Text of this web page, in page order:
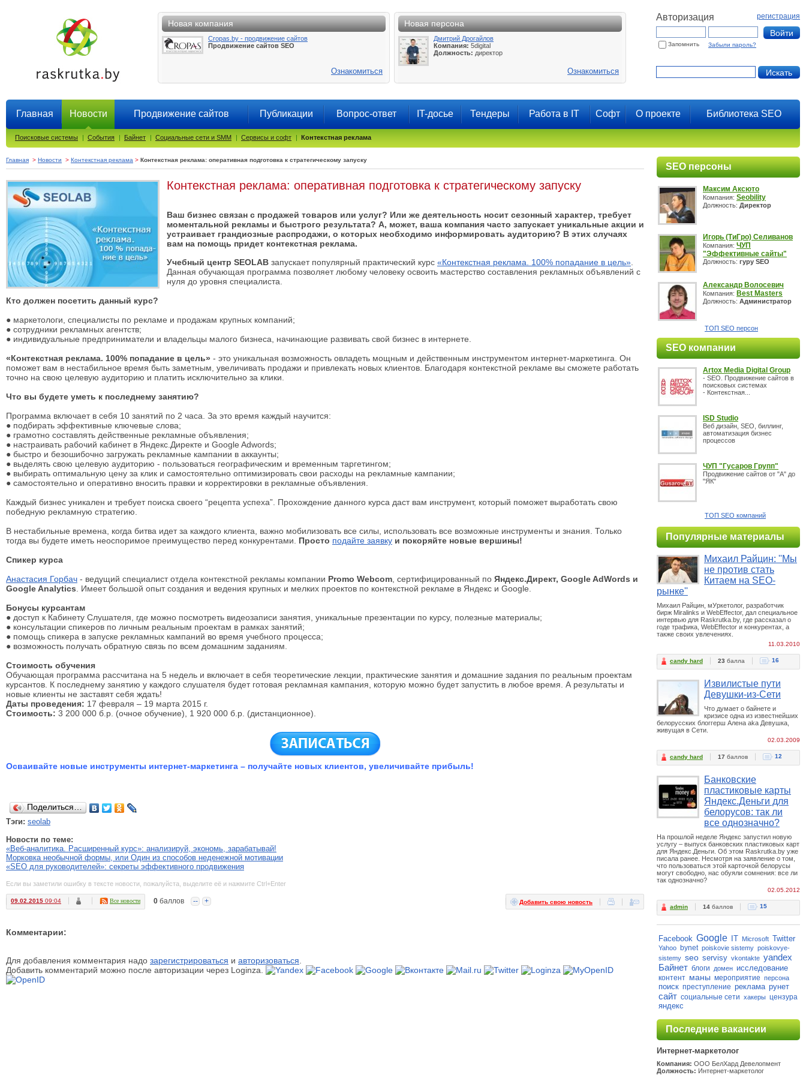
Новая компания
Cropas.by - продвижение сайтов
Продвижение сайтов SEO
Ознакомиться
Новая персона
Дмитрий Дрогайлов
Компания: 5digital
Должность: директор
Ознакомиться
Авторизация регистрация
Запомнить Забыли пароль?
Главная Новости Продвижение сайтов Публикации Вопрос-ответ IT-досье Тендеры Работа в IT Софт О проекте Библиотека SEO
Поисковые системы | События | Байнет | Социальные сети и SMM | Сервисы и софт | Контекстная реклама
Главная > Новости > Контекстная реклама > Контекстная реклама: оперативная подготовка к стратегическому запуску
Контекстная реклама: оперативная подготовка к стратегическому запуску
Ваш бизнес связан с продажей товаров или услуг? Или же деятельность носит сезонный характер, требует
моментальной рекламы и быстрого результата? А, может, ваша компания часто запускает уникальные акции и
устраивает грандиозные распродажи, о которых необходимо информировать аудиторию? В этих случаях
вам на помощь придет контекстная реклама.
Учебный центр SEOLAB запускает популярный практический курс «Контекстная реклама. 100% попадание в цель»
Данная обучающая программа позволяет любому человеку освоить мастерство составления рекламных объявлений с
нуля до уровня специалиста.
Кто должен посетить данный курс?
● маркетологи, специалисты по рекламе и продажам крупных компаний;
● сотрудники рекламных агентств;
● индивидуальные предприниматели и владельцы малого бизнеса, начинающие развивать свой бизнес в интернете.
«Контекстная реклама. 100% попадание в цель» - это уникальная возможность овладеть мощным и действенным инструментом интернет-маркетинга. Он
поможет вам в нестабильное время быть заметным, увеличивать продажи и привлекать новых клиентов. Благодаря контекстной рекламе вы сможете работать
точно на свою целевую аудиторию и платить исключительно за клики.
Что вы будете уметь к последнему занятию?
Программа включает в себя 10 занятий по 2 часа. За это время каждый научится:
● подбирать эффективные ключевые слова;
● грамотно составлять действенные рекламные объявления;
● настраивать рабочий кабинет в Яндекс.Директе и Google Adwords;
● быстро и безошибочно загружать рекламные кампании в аккаунты;
● выделять свою целевую аудиторию - пользоваться географическим и временным таргетингом;
● выбирать оптимальную цену за клик и самостоятельно оптимизировать свои расходы на рекламные кампании;
● самостоятельно и оперативно вносить правки и корректировки в рекламные объявления.
Каждый бизнес уникален и требует поиска своего “рецепта успеха”. Прохождение данного курса даст вам инструмент, который поможет выработать свою
победную рекламную стратегию.
В нестабильные времена, когда битва идет за каждого клиента, важно мобилизовать все силы, использовать все возможные инструменты и знания. Только
тогда вы будете иметь неоспоримое преимущество перед конкурентами. Просто подайте заявку и покоряйте новые вершины!
Спикер курса
Анастасия Горбач - ведущий специалист отдела контекстной рекламы компании Promo Webcom , сертифицированный по Яндекс.Директ, Google AdWords и
Google Analytics . Имеет большой опыт создания и ведения крупных и мелких проектов по контекстной рекламе в Яндекс и Google.
Бонусы курсантам
● доступ к Кабинету Слушателя, где можно посмотреть видеозаписи занятия, уникальные презентации по курсу, полезные материалы;
● консультации спикеров по личным реальным проектам в рамках занятий;
● помощь спикера в запуске рекламных кампаний во время учебного процесса;
● возможность получать обратную связь по всем домашним заданиям.
Стоимость обучения
Обучающая программа рассчитана на 5 недель и включает в себя теоретические лекции, практические занятия и домашние задания по реальным проектам
курсантов. К последнему занятию у каждого слушателя будет готовая рекламная кампания, которую можно будет запустить в любое время. А результаты и
новые клиенты не заставят себя ждать!
Даты проведения: 17 февраля – 19 марта 2015 г.
Стоимость: 3 200 000 б.р. (очное обучение), 1 920 000 б.р. (дистанционное).
Осваивайте новые инструменты интернет-маркетинга – получайте новых клиентов, увеличивайте прибыль!
Поделиться…
Тэги: seolab
Новости по теме:
«Веб-аналитика. Расширенный курс»: анализируй, экономь, зарабатывай!
Морковка необычной формы, или Один из способов неденежной мотивации
«SEO для руководителей»: секреты эффективного продвижения
Если вы заметили ошибку в тексте новости, пожалуйста, выделите её и нажмите Ctrl+Enter
09.02.2015 09:04 Все новости 0 баллов Добавить свою новость
-- +
Комментарии:
Для добавления комментария надо зарегистрироваться и авторизоваться
Добавить комментарий можно после авторизации через Loginza.
SEO персоны
Максим Аксюто
Компания: Seobility
Должность: Директор
Игорь (ТиГро) Селиванов
Компания: ЧУП
"Эффективные сайты"
Должность: гуру SEO
Александр Волосевич
Компания: Best Masters
Должность: Администратор
ТОП SEO персон
SEO компании
Artox Media Digital Group
- SEO. Продвижение сайтов в
поисковых системах
- Контекстная...
ISD Studio
Веб дизайн, SEO, биллинг,
автоматизация бизнес
процессов
ЧУП "Гусаров Групп"
Продвижение сайтов от "А" до
"ЯК"
ТОП SEO компаний
Популярные материалы
Михаил Райцин: ''Мы
не против стать
Китаем на SEO-
рынке''
Михаил Райцин, мУркетолог, разработчик
бирж Miralinks и WebEffector, дал специальное
интервью для Raskrutka.by, где рассказал о
годе трафика, WebEffector и конкурентах, а
также своих увлечениях.
11.03.2010
candy hard 23 балла 16
Извилистые пути
Девушки-из-Сети
Что думает о байнете и
кризисе одна из известнейших
белорусских блоггерш Алена aka Девушка,
живущая в Сети.
02.03.2009
candy hard 17 баллов 12
Банковские
пластиковые карты
Яндекс.Деньги для
белорусов: так ли
все однозначно?
На прошлой неделе Яндекс запустил новую
услугу – выпуск банковских пластиковых карт
для Яндекс.Деньги. Об этом Raskrutka.by уже
писала ранее. Несмотря на заявление о том,
что пользоваться этой карточкой белорусы
могут свободно, нас обуяли сомнения: все ли
так однозначно?
02.05.2012
admin 14 баллов 15
Facebook Google IT Microsoft Twitter
Yahoo bynet poiskovie sistemy poiskovye-
sistemy seo servisy vkontakte yandex
Байнет блоги домен исследование
контент маны мероприятие персона
поиск преступление реклама рунет
сайт социальные сети хакеры цензура
яндекс
Последние вакансии
Интернет-маркетолог
Компания: ООО БелХард Девелопмент
Должность: Интернет-маркетолог